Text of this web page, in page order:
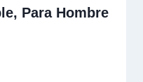
Para Hombre